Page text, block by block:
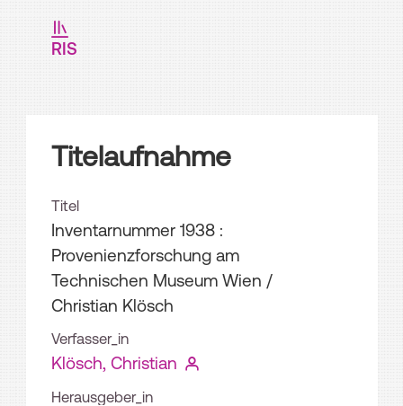
RIS
Titelaufnahme
Titel
Inventarnummer 1938 :
Provenienzforschung am
Technischen Museum Wien /
Christian Klösch
Verfasser_in
Klösch, Christian
Herausgeber_in